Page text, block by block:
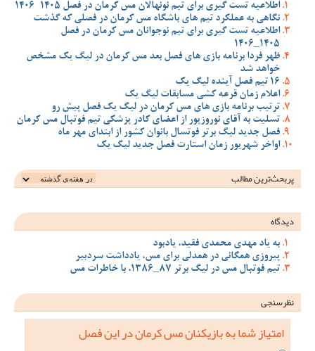
اطلاعیه تست گیری برای تیم نونهالان مس کرمان در فصل 1405-1406
نگاهی به عملکرد تیم های باشگاه مس کرمان در فصلی که گذشت
اطلاعیه تست گیری برای تیم نوجوانان مس کرمان در فصل
1405_1406
ظهر فردا برنامه بازی های فصل بعد مس کرمان در لیگ یک مشخص
خواهد شد
16 تیم فصل آینده لیگ یک
اعلام زمان قرعه کشی مسابقات لیگ یک
ترتیب برنامه بازی های مس کرمان در لیگ یک فصل پیش رو
تسلیت به آقای نوروزپور از اعضای کادر پزشکی تیم فوتبال مس کرمان
فصل جدید لیگ برتر فوتسال بانوان کشور از ابتدای مهر ماه
اواخر شهریور زمان استارت فصل جدید لیگ یک
پربحث‌ترین‌ مطالب
دیدگاه
به یاد مهدی محمدی فقید، یادبود
پیروزی همگانی در همدلی برای مس، یادداشت سردبیر
تیم فوتبال مس در لیگ برتر 87_1386، با خاطرات مس
نظرسنجی
امتیاز شما به بازیکنان مس کرمان در این فصل